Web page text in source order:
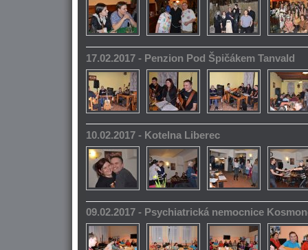
17.02.2017 - Penzion Pod Špičákem Tanvald
10.02.2017 - Kotelna Liberec
09.02.2017 - Psychiatrická nemocnice